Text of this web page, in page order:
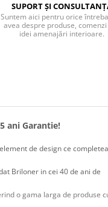
SUPORT ȘI
Suntem aici pentru orice
avea despre produse,
idei amenajări interioare.
5 ani Garantie!
de design ce
Briloner in cei 40 de ani de
o gama larga de produse